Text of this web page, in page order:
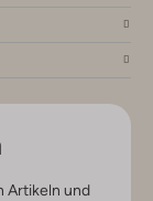
Artikeln und